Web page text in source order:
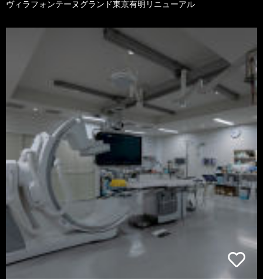
ヴィラフォンテーヌグランド東京有明リニューアル